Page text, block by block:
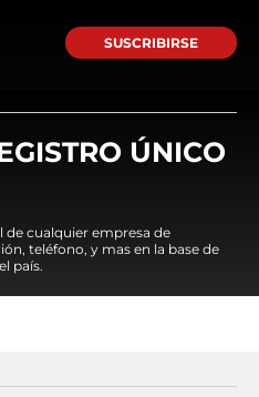
SUSCRIBIRSE
ÚNICO
de cualquier empresa de
teléfono, y mas en la base de
país.